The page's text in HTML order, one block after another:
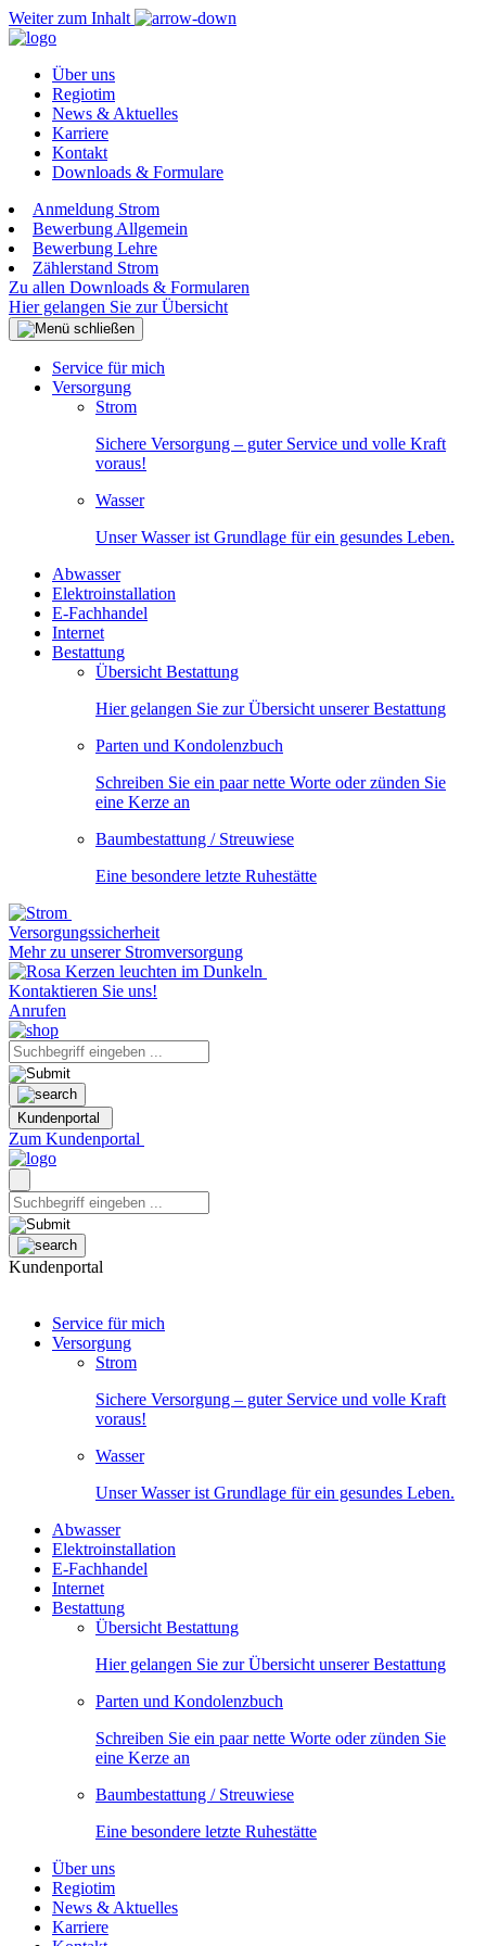
Weiter zum Inhalt
Über uns
Regiotim
News & Aktuelles
Karriere
Kontakt
Downloads & Formulare
Anmeldung Strom
Bewerbung Allgemein
Bewerbung Lehre
Zählerstand Strom
Zu allen Downloads & Formularen
Hier gelangen Sie zur Übersicht
Service für mich
Versorgung
Strom
Sichere Versorgung – guter Service und volle Kraft
voraus!
Wasser
Unser Wasser ist Grundlage für ein gesundes Leben.
Abwasser
Elektroinstallation
E-Fachhandel
Internet
Bestattung
Übersicht Bestattung
Hier gelangen Sie zur Übersicht unserer Bestattung
Parten und Kondolenzbuch
Schreiben Sie ein paar nette Worte oder zünden Sie
eine Kerze an
Baumbestattung / Streuwiese
Eine besondere letzte Ruhestätte
Versorgungssicherheit
Mehr zu unserer Stromversorgung
Kontaktieren Sie uns!
Anrufen
Kundenportal
Zum Kundenportal
Kundenportal
Service für mich
Versorgung
Strom
Sichere Versorgung – guter Service und volle Kraft
voraus!
Wasser
Unser Wasser ist Grundlage für ein gesundes Leben.
Abwasser
Elektroinstallation
E-Fachhandel
Internet
Bestattung
Übersicht Bestattung
Hier gelangen Sie zur Übersicht unserer Bestattung
Parten und Kondolenzbuch
Schreiben Sie ein paar nette Worte oder zünden Sie
eine Kerze an
Baumbestattung / Streuwiese
Eine besondere letzte Ruhestätte
Über uns
Regiotim
News & Aktuelles
Karriere